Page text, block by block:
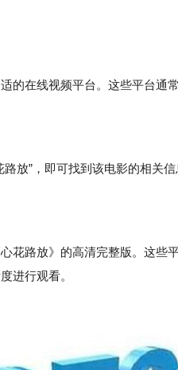
在线视频平台。这些平台通
”，即可找到该电影的相关
路放》的高清完整版。这些
进行观看。